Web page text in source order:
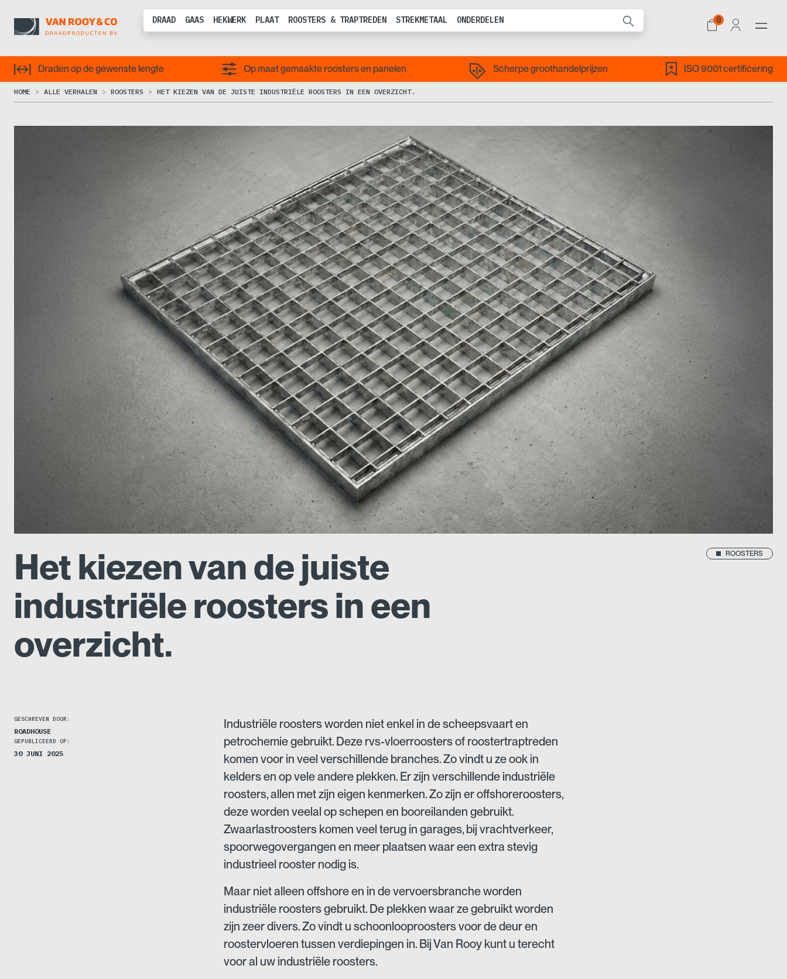
DRAAD GAAS HEKWERK PLAAT ROOSTERS & TRAPTREDEN STREKMETAAL ONDERDELEN 0
Draden op de gewenste lengte Op maat gemaakte roosters en panelen Scherpe groothandelprijzen ISO 9001 certificering
HOME ALLE VERHALEN ROOSTERS HET KIEZEN VAN DE JUISTE INDUSTRIËLE ROOSTERS IN EEN OVERZICHT.
Het kiezen van de juiste
industriële roosters in een
overzicht.
ROOSTERS
GESCHREVEN DOOR:
ROADHOUSE
GEPUBLICEERD OP:
30 JUNI 2025
Industriële roosters worden niet enkel in de scheepsvaart en
petrochemie gebruikt. Deze rvs-vloerroosters of roostertraptreden
komen voor in veel verschillende branches. Zo vindt u ze ook in
kelders en op vele andere plekken. Er zijn verschillende industriële
roosters, allen met zijn eigen kenmerken. Zo zijn er offshoreroosters,
deze worden veelal op schepen en booreilanden gebruikt.
Zwaarlastroosters komen veel terug in garages, bij vrachtverkeer,
spoorwegovergangen en meer plaatsen waar een extra stevig
industrieel rooster nodig is.
Maar niet alleen offshore en in de vervoersbranche worden
industriële roosters gebruikt. De plekken waar ze gebruikt worden
zijn zeer divers. Zo vindt u schoonlooproosters voor de deur en
roostervloeren tussen verdiepingen in. Bij Van Rooy kunt u terecht
voor al uw industriële roosters.